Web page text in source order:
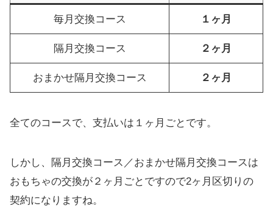
毎月交換コース １ヶ月
隔月交換コース ２ヶ月
おまかせ隔月交換コース ２ヶ月
全てのコースで、支払いは１ヶ月ごとです。
しかし、隔月交換コース／おまかせ隔月交換コースは
おもちゃの交換が２ヶ月ごとですので2ヶ月区切りの
契約になりますね。